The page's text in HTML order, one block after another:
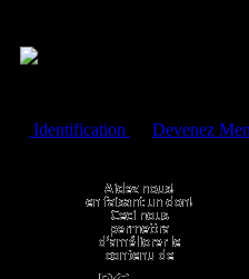
Identification
Devenez